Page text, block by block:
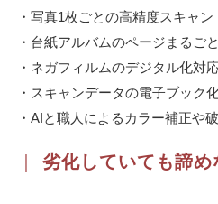
・写真1枚ごとの高精度スキャン
・台紙アルバムのページまるご
・ネガフィルムのデジタル化対
・スキャンデータの電子ブック
・AIと職人によるカラー補正や
劣化していても諦